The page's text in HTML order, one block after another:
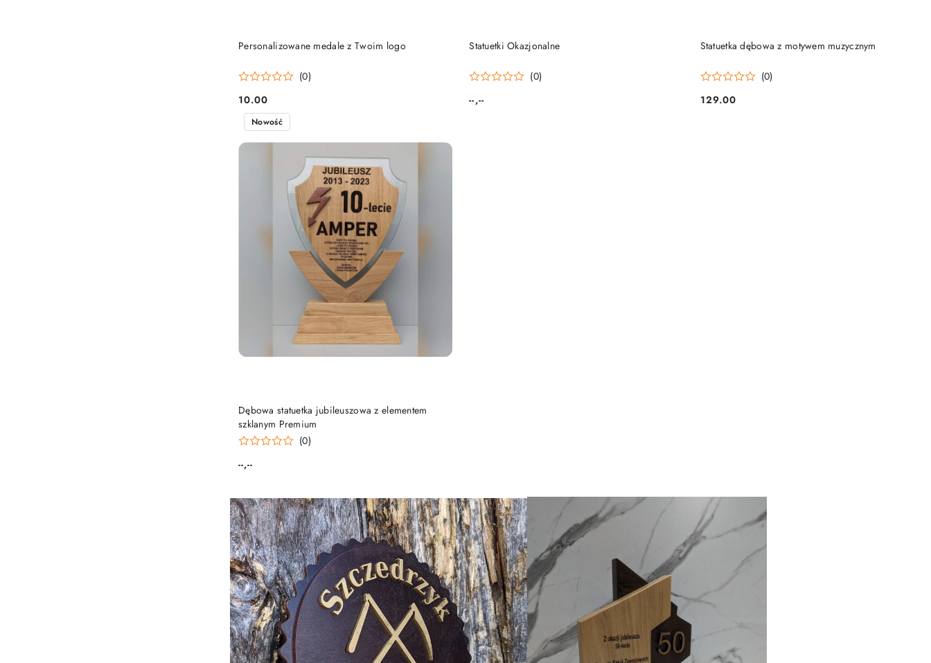
Personalizowane medale z Twoim logo
(0)
Cena:
10.00
DO KOSZYKA Statuetki Okazjonalne
(0)
Cena:
--,--
PRODUKT NIEDOSTĘPNY Statuetka dębowa z motywem muzycznym
(0)
Cena:
129.00
Dębowa statuetka jubileuszowa z elementem
szklanym Premium
(0)
Cena:
--,--
Nowość
PRODUKT NIEDOSTĘPNY